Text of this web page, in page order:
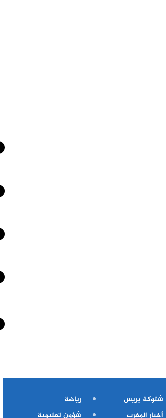
شتوكة بريس
أخبار المغرب
رياضة
شؤون تعليمية